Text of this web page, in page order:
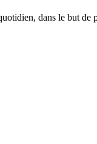
dans le but